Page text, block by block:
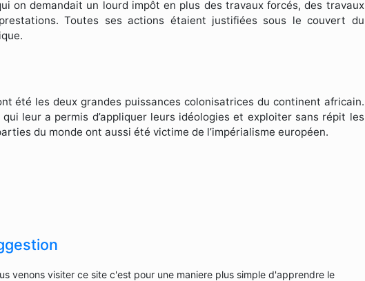
on demandait un lourd impôt en plus des travaux forcés, des travaux
Toutes ses actions étaient justifiées sous le couvert du
été les deux grandes puissances colonisatrices du continent africain.
leur a permis d’appliquer leurs idéologies et exploiter sans répit les
du monde ont aussi été victime de l’impérialisme européen.
venons visiter ce site c'est pour une maniere plus simple d'apprendre le